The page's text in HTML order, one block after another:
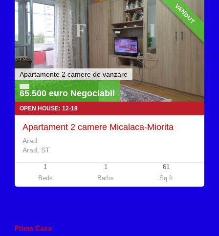
VANDUT
Apartamente 2 camere de vanzare
65.500 euro Negociabil
OPEN HOUSE: 12-18
Apartament 2 camere Micalaca-Miorita
Arad
Arad, ST
1
Beds
1
Baths
61
Sq ft
Prima Casa